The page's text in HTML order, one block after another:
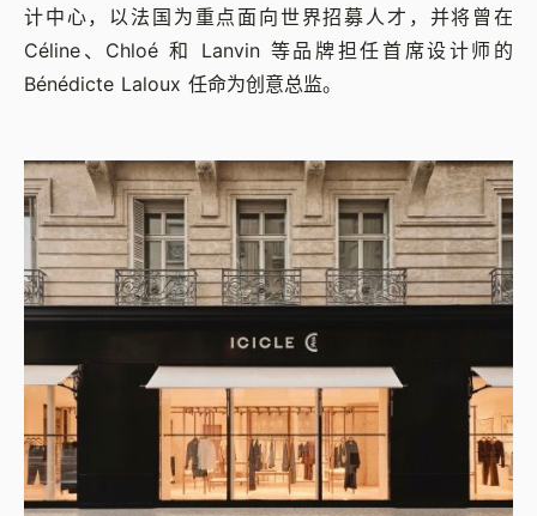
计中心，以法国为重点面向世界招募人才，并将曾在
Céline、Chloé 和 Lanvin 等品牌担任首席设计师的
Bénédicte Laloux 任命为创意总监。